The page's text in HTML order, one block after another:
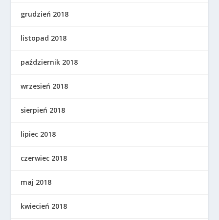
grudzień 2018
listopad 2018
październik 2018
wrzesień 2018
sierpień 2018
lipiec 2018
czerwiec 2018
maj 2018
kwiecień 2018